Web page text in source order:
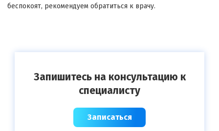
беспокоят, рекомендуем обратиться к врачу.
Запишитесь на консультацию к
специалисту
Записаться